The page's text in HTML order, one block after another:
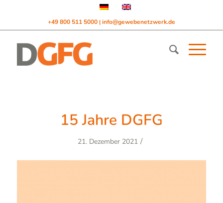
+49 800 511 5000 | info@gewebenetzwerk.de
15 Jahre DGFG
21. Dezember 2021 /